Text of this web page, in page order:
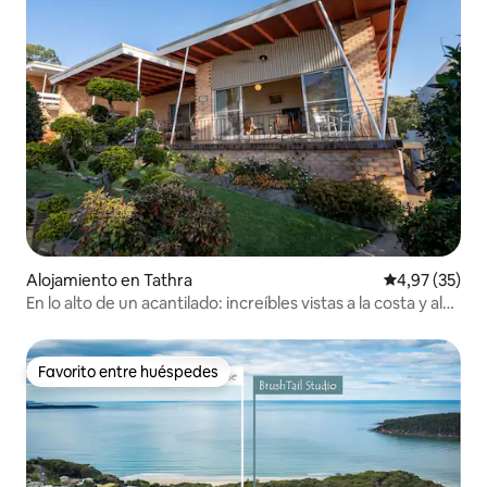
Alojamiento en Tathra Calificación
4,97 (35)
En lo alto de un acantilado: increíbles vistas a la costa y al
Favorito entre huéspedes
Favorito entre huéspedes